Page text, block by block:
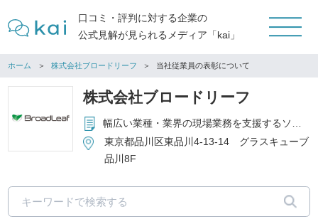
口コミ・評判に対する企業の
公式見解が見られるメディア「kai」
ホーム 株式会社ブロードリーフ 当社従業員の表彰について
株式会社ブロードリーフ
幅広い業種・業界の現場業務を支援するソフトウエア・ITソリューション＆各種サービスを提供
東京都品川区東品川4-13-14 グラスキューブ
品川8F